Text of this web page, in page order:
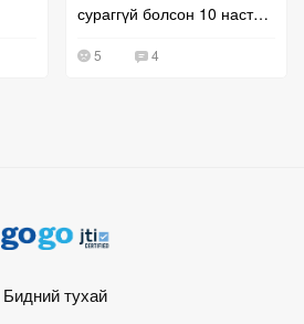
сураггүй болсон 10 настай
5 4
Бидний тухай